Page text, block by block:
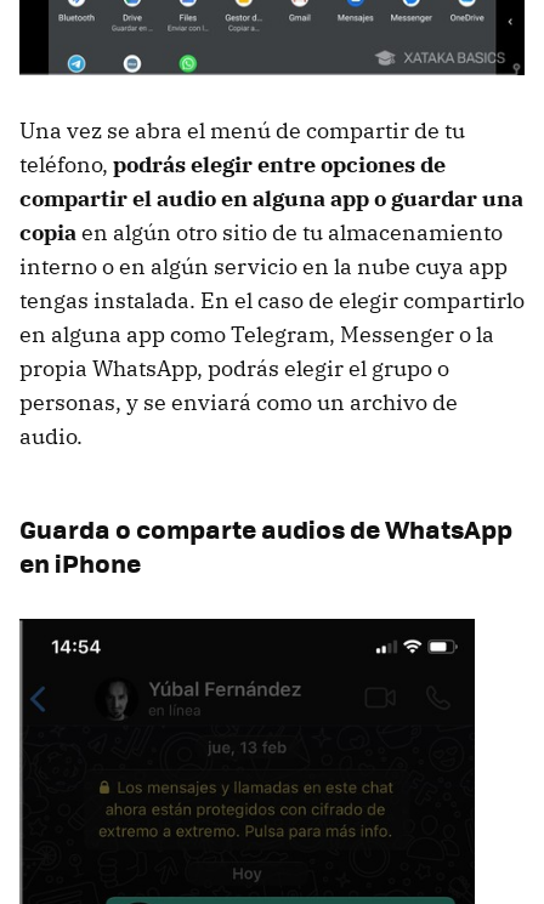
Una vez se abra el menú de compartir de tu
teléfono, podrás elegir entre opciones de
compartir el audio en alguna app o guardar una
copia en algún otro sitio de tu almacenamiento
interno o en algún servicio en la nube cuya app
tengas instalada. En el caso de elegir compartirlo
en alguna app como Telegram, Messenger o la
propia WhatsApp, podrás elegir el grupo o
personas, y se enviará como un archivo de
audio.
Guarda o comparte audios de WhatsApp
en iPhone